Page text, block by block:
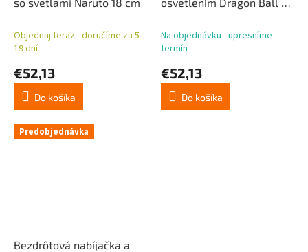
Objednaj teraz - doručíme za 5-
19 dní
€52,13
Do košíka
Na objednávku - upresníme
termín
€52,13
Do košíka
Predobjednávka
Bezdrôtová nabíjačka a